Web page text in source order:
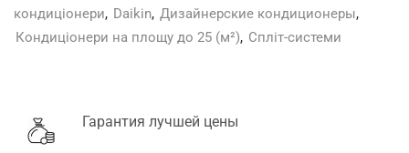
кондиціонери, Daikin, Дизайнерские кондиционеры,
Кондиціонери на площу до 25 (м²), Спліт-системи
Гарантия лучшей цены